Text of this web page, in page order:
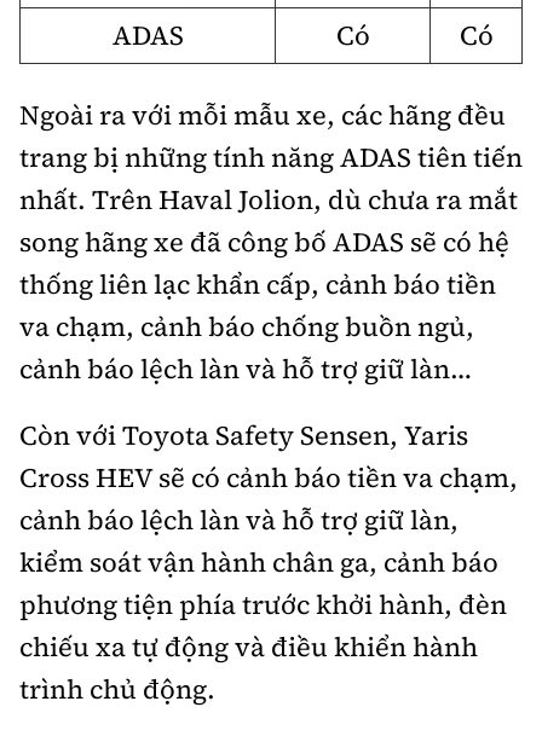
ADAS Có Có
Ngoài ra với mỗi mẫu xe, các hãng đều
trang bị những tính năng ADAS tiên tiến
nhất. Trên Haval Jolion, dù chưa ra mắt
song hãng xe đã công bố ADAS sẽ có hệ
thống liên lạc khẩn cấp, cảnh báo tiền
va chạm, cảnh báo chống buồn ngủ,
cảnh báo lệch làn và hỗ trợ giữ làn…
Còn với Toyota Safety Sensen, Yaris
Cross HEV sẽ có cảnh báo tiền va chạm,
cảnh báo lệch làn và hỗ trợ giữ làn,
kiểm soát vận hành chân ga, cảnh báo
phương tiện phía trước khởi hành, đèn
chiếu xa tự động và điều khiển hành
trình chủ động.